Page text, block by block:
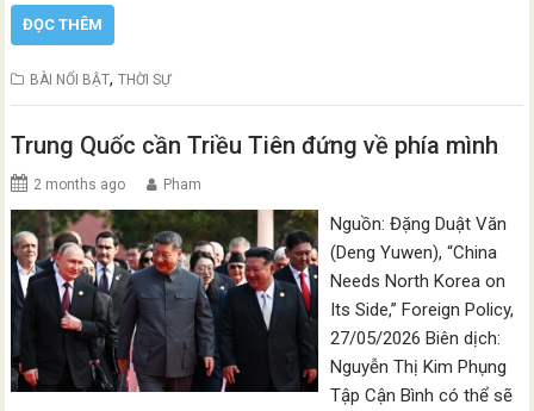
ĐỌC THÊM
BÀI NỔI BẬT,THỜI SỰ
Trung Quốc cần Triều Tiên đứng về phía mình
2 months ago Pham
Nguồn: Đặng Duật Văn
(Deng Yuwen), “China
Needs North Korea on
Its Side,” Foreign Policy,
27/05/2026 Biên dịch:
Nguyễn Thị Kim Phụng
Tập Cận Bình có thể sẽ